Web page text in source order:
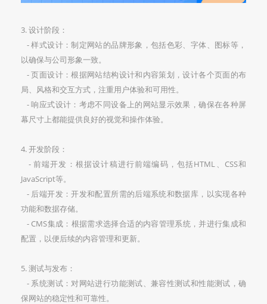
3. 设计阶段：
- 样式设计：制定网站的品牌形象，包括色彩、字体、图标等，
以确保与公司形象一致。
- 页面设计：根据网站结构设计和内容策划，设计各个页面的布
局、风格和交互方式，注重用户体验和可用性。
- 响应式设计：考虑不同设备上的网站显示效果，确保在各种屏
幕尺寸上都能提供良好的视觉和操作体验。
4. 开发阶段：
- 前端开发：根据设计稿进行前端编码，包括HTML、CSS和
JavaScript等。
- 后端开发：开发和配置所需的后端系统和数据库，以实现各种
功能和数据存储。
- CMS集成：根据需求选择合适的内容管理系统，并进行集成和
配置，以便后续的内容管理和更新。
5. 测试与发布：
- 系统测试：对网站进行功能测试、兼容性测试和性能测试，确
保网站的稳定性和可靠性。